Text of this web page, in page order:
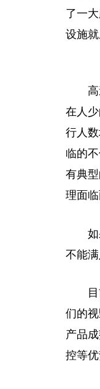
了一
设施就
在人
行人
临的
有典
理面临
不能
们的
产品
控等